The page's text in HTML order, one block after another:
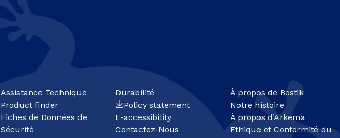
Assistance Technique
Product finder
Fiches de Données de
Sécurité
Durabilité
Policy statement
E-accessibility
Contactez-Nous
À propos de Bostik
Notre histoire
À propos d’Arkema
Ethique et Conformité du